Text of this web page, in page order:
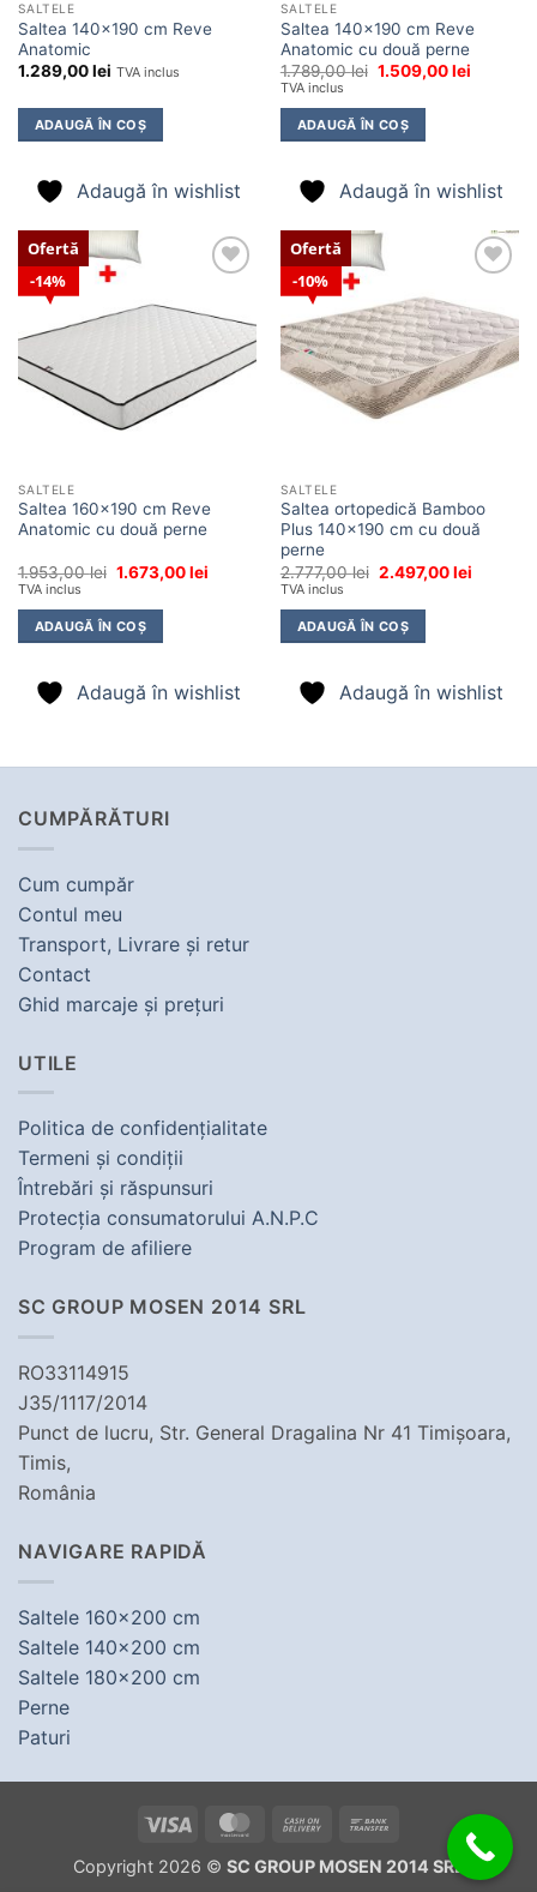
SALTELE
Saltea 140×190 cm Reve
Anatomic
1.289,00lei TVA inclus
ADAUGĂ ÎN COȘ
Adaugă în wishlist
SALTELE
Saltea 140×190 cm Reve
Anatomic cu două perne
1.789,00lei Prețul
fost:
1.789,00 lei.
1.509,00leiPrețul
TVA inclus
ADAUGĂ ÎN COȘ
Adaugă în wishlist
14%
Ofertă
wishlist
SALTELE
Saltea 160×190 cm Reve
Anatomic cu două perne
1.953,00lei Prețul
fost:
1.953,00 lei.
1.673,00leiPrețul
1.673,00 lei.
TVA inclus
ADAUGĂ ÎN COȘ
Adaugă în wishlist
10%
Ofertă
în
wishlist
SALTELE
Saltea ortopedică Bamboo
Plus 140×190 cm cu două
perne
2.777,00lei Prețul
fost:
2.777,00 lei.
2.497,00leiPrețul
TVA inclus
ADAUGĂ ÎN COȘ
Adaugă în wishlist
CUMPĂRĂTURI
Cum cumpăr
Contul meu
Transport, Livrare şi retur
Contact
Ghid marcaje şi preţuri
UTILE
Politica de confidenţialitate
Termeni şi condiţii
Întrebări şi răspunsuri
Protecţia consumatorului A.N.P.C
Program de afiliere
SC GROUP MOSEN 2014 SRL
RO33114915
J35/1117/2014
Punct de lucru, Str. General Dragalina Nr 41 Timișoara,
Timis,
România
NAVIGARE RAPIDĂ
Saltele 160x200 cm
Saltele 140x200 cm
Saltele 180x200 cm
Perne
Paturi
Visa MasterCardCash
Delivery
Transfer
Copyright 2026 © SC GROUP MOSEN 2014 SRL